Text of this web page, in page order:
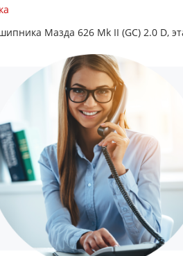
Мазда 626 Mk II (GC) 2.0 D,